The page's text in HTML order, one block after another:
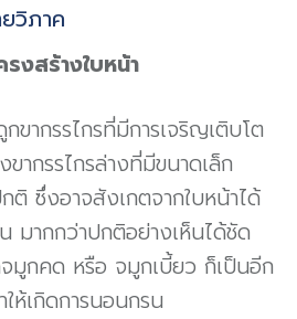
วิภาค
งสร้างใบหน้า
กรรไกรที่มีการเจริญเติบโต
กรรไกรล่างที่มีขนาดเล็ก
ติ ซึ่งอาจสังเกตจากใบหน้าได้
มากกว่าปกติอย่างเห็นได้ชัด
กคด หรือ จมูกเบี้ยว ก็เป็นอีก
ห้เกิดการนอนกรน